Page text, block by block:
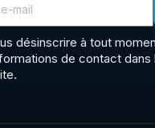
désinscrire à tout
de contact dans